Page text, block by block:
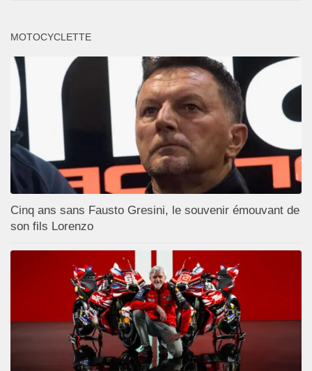
MOTOCYCLETTE
Cinq ans sans Fausto Gresini, le souvenir émouvant de
son fils Lorenzo